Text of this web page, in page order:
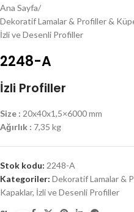
Ana Sayfa/
Dekoratif Lamalar & Profiller &
İzli ve Desenli Profiller
2248-A
İzli Profiller
Size : 20x40x1,5×6000 mm
Ağırlık : 7,35 kg
Stok kodu: 2248-A
Kategoriler: Dekoratif Lamalar &
Kapaklar, İzli ve Desenli Profiller